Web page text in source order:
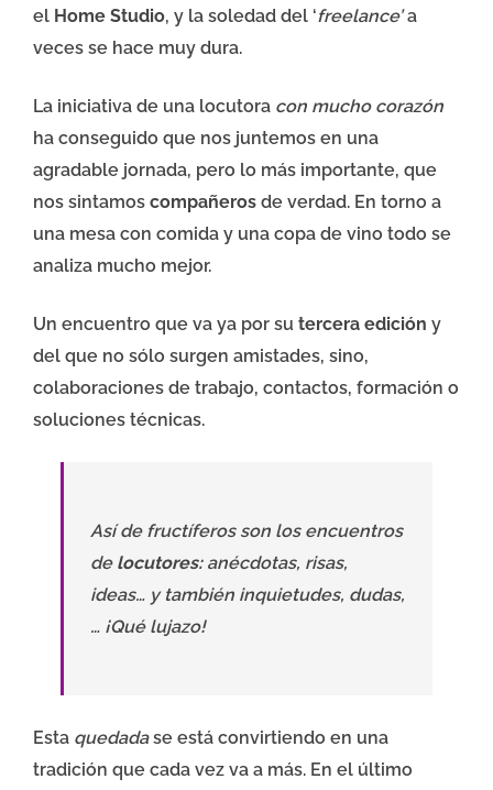
el Home Studio, y la soledad del ‘freelance’a
veces se hace muy dura.
La iniciativa de una locutora con mucho corazón
ha conseguido que nos juntemos en una
agradable jornada, pero lo más importante, que
nos sintamos compañeros de verdad. En torno a
una mesa con comida y una copa de vino todo se
analiza mucho mejor.
Un encuentro que va ya por su tercera edición y
del que no sólo surgen amistades, sino,
colaboraciones de trabajo, contactos, formación o
soluciones técnicas.
Así de fructíferos son los encuentros
de locutores:anécdotas, risas,
ideas… y también inquietudes, dudas,
… ¡Qué lujazo!
Esta quedadase está convirtiendo en una
tradición que cada vez va a más. En el último